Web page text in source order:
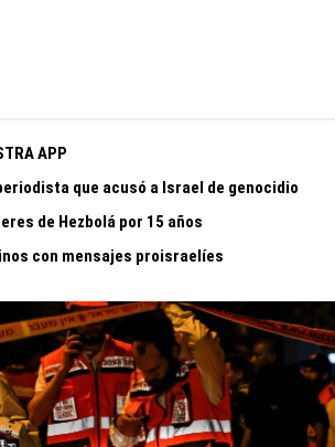
APP
que acusó a Israel de genocidio
de Hezbolá por 15 años
con mensajes proisraelíes